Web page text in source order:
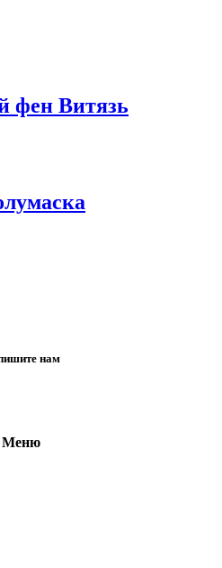
фен Витязь
нам
Меню